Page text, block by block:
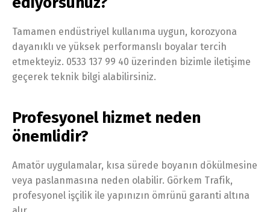
Tamamen endüstriyel kullanıma uygun, korozyona
dayanıklı ve yüksek performanslı boyalar tercih
etmekteyiz. 0533 137 99 40 üzerinden bizimle iletişime
geçerek teknik bilgi alabilirsiniz.
Profesyonel hizmet neden
önemlidir?
Amatör uygulamalar, kısa sürede boyanın dökülmesine
veya paslanmasına neden olabilir. Görkem Trafik,
profesyonel işçilik ile yapınızın ömrünü garanti altına